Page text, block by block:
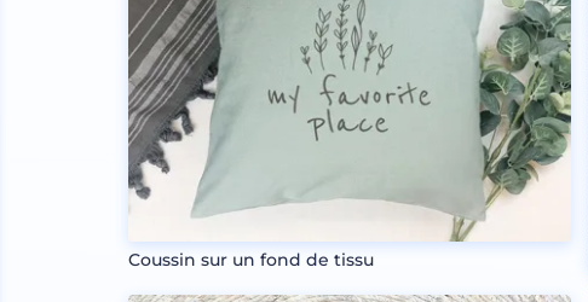
Coussin sur un fond de tissu